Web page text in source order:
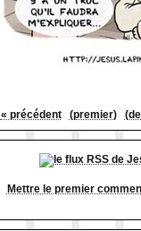
« précédent (premier)
Mettre le premier